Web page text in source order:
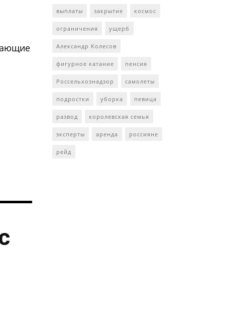
выплаты закрытие космос
ограничения ущерб
Александр Колесов
фигурное катание пенсия
Россельхознадзор самолеты
подростки уборка певица
развод королевская семья
эксперты аренда россияне
рейд